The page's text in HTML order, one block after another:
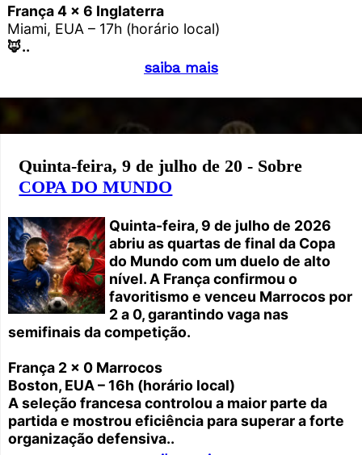
França 4 x 6 Inglaterra
Miami, EUA – 17h (horário local)
🦊..
saiba mais
Quinta-feira, 9 de julho de 20 - Sobre
COPA DO MUNDO
Quinta-feira, 9 de julho de 2026
abriu as quartas de final da Copa
do Mundo com um duelo de alto
nível. A França confirmou o
favoritismo e venceu Marrocos por
2 a 0, garantindo vaga nas
semifinais da competição.
França 2 x 0 Marrocos
Boston, EUA – 16h (horário local)
A seleção francesa controlou a maior parte da
partida e mostrou eficiência para superar a forte
organização defensiva..